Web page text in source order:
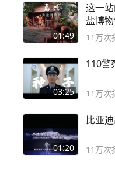
01:49
这一
盐博
逛！
11万次
03:25
110警
11万次
01:20
比亚
11万次